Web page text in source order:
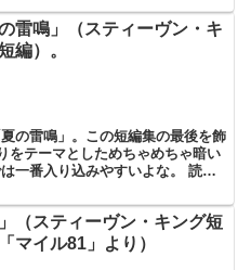
の雷鳴」（スティーヴン・キ
編）。
の雷鳴」。この短編集の最後を飾
をテーマとしためちゃめちゃ暗い
一番入り込みやすいよな。 読ん
」（スティーヴン・キング短
マイル81」より）